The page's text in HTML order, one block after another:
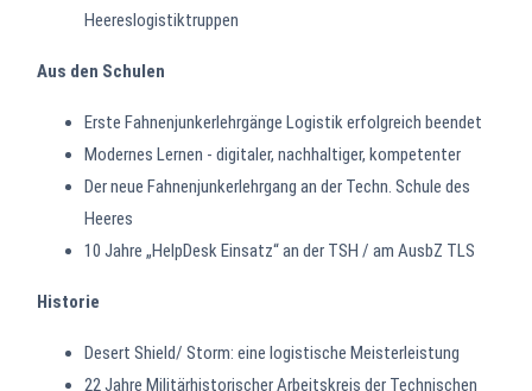
Heereslogistiktruppen
Aus den Schulen
Erste Fahnenjunkerlehrgänge Logistik erfolgreich beendet
Modernes Lernen - digitaler, nachhaltiger, kompetenter
Der neue Fahnenjunkerlehrgang an der Techn. Schule des
Heeres
10 Jahre „HelpDesk Einsatz“ an der TSH / am AusbZ TLS
Historie
Desert Shield/ Storm: eine logistische Meisterleistung
22 Jahre Militärhistorischer Arbeitskreis der Technischen